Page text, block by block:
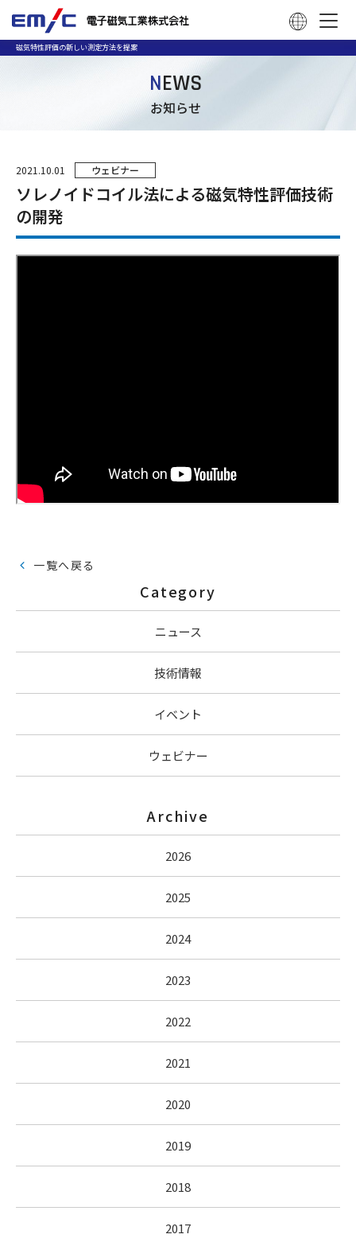
磁気特性評価の新しい測定方法を提案
NEWS
お知らせ
2021.10.01 ウェビナー
ソレノイドコイル法による磁気特性評価技術
の開発
一覧へ戻る
Category
ニュース
技術情報
イベント
ウェビナー
Archive
2026
2025
2024
2023
2022
2021
2020
2019
2018
2017